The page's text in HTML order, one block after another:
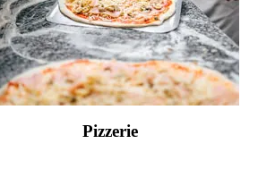
Pizzerie